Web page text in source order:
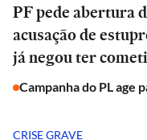
PF pede abertura
acusação de
já negou ter
Campanha do PL age
CRISE GRAVE